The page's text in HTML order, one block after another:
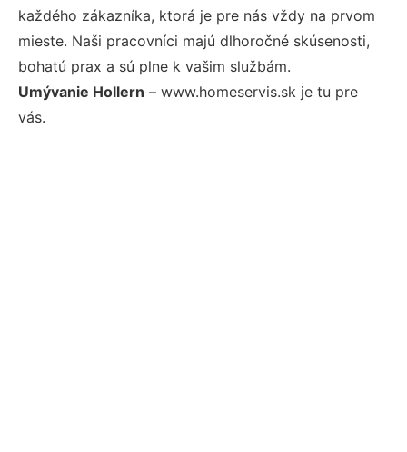
každého zákazníka, ktorá je pre nás vždy na prvom
mieste. Naši pracovníci majú dlhoročné skúsenosti,
bohatú prax a sú plne k vašim službám.
Umývanie Hollern – www.homeservis.sk je tu pre
vás.